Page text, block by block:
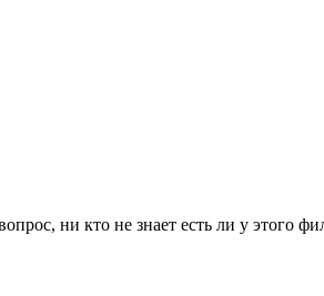
ни кто не знает есть ли у этого